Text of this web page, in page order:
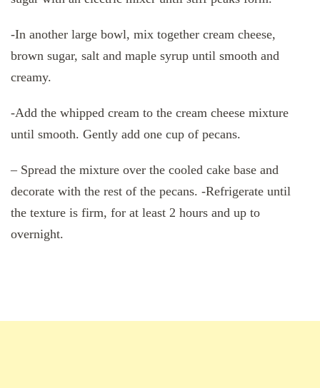
-In another large bowl, mix together cream cheese,
brown sugar, salt and maple syrup until smooth and
creamy.
-Add the whipped cream to the cream cheese mixture
until smooth. Gently add one cup of pecans.
– Spread the mixture over the cooled cake base and
decorate with the rest of the pecans. -Refrigerate until
the texture is firm, for at least 2 hours and up to
overnight.